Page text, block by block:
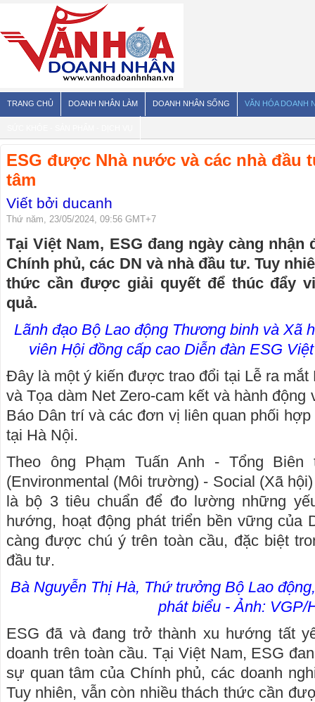
TRANG CHỦ DOANH NHÂN LÀM DOANH NHÂN SỐNG VĂN HÓA DOANH
ESG được Nhà nước và các nhà đầu
tâm
Viết bởi ducanh
Thứ năm, 23/05/2024, 09:56 GMT+7
Tại Việt Nam, ESG đang ngày càng
Chính phủ, các DN và nhà đầu tư. Tuy
thức cần được giải quyết để thúc đẩy
quả.
Lãnh đạo Bộ Lao động Thương binh và Xã
viên Hội đồng cấp cao Diễn đàn ESG
Đây là một ý kiến được trao đổi tại Lễ ra mắt
và Tọa dàm Net Zero-cam kết và hành
Báo Dân trí và các đơn vị liên quan phối
tại Hà Nội.
Theo ông Phạm Tuấn Anh - Tổng
(Environmental (Môi trường) - Social (Xã
là bộ 3 tiêu chuẩn để đo lường những
hướng, hoạt động phát triển bền vững của
càng được chú ý trên toàn cầu, đặc biệt
đầu tư.
Bà Nguyễn Thị Hà, Thứ trưởng Bộ Lao
phát biểu - Ảnh: VGP/
ESG đã và đang trở thành xu hướng tất
doanh trên toàn cầu. Tại Việt Nam, ESG
sự quan tâm của Chính phủ, các doanh
Tuy nhiên, vẫn còn nhiều thách thức cần